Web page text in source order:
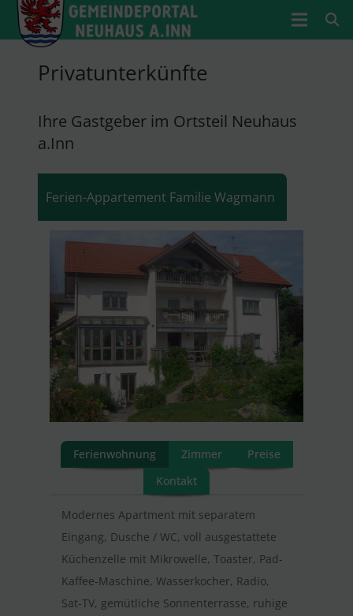
Privatunterkünfte
Ihre Gastgeber im Ortsteil Neuhaus
a.Inn
Ferien-Appartement Familie Wagmann
Ferienwohnung Zimmer
Preise
Kontakt
Modernes Apartment mit separatem
Eingang, Dusche / WC, voll ausgestattete
Küchenzelle mit Mikrowelle, Toaster, Pad-
Kaffee-Maschine, Wasserkocher, Radio,
Sat-TV, gemütliche Sonnenterrasse, ruhige